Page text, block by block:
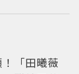
路
「田曦薇